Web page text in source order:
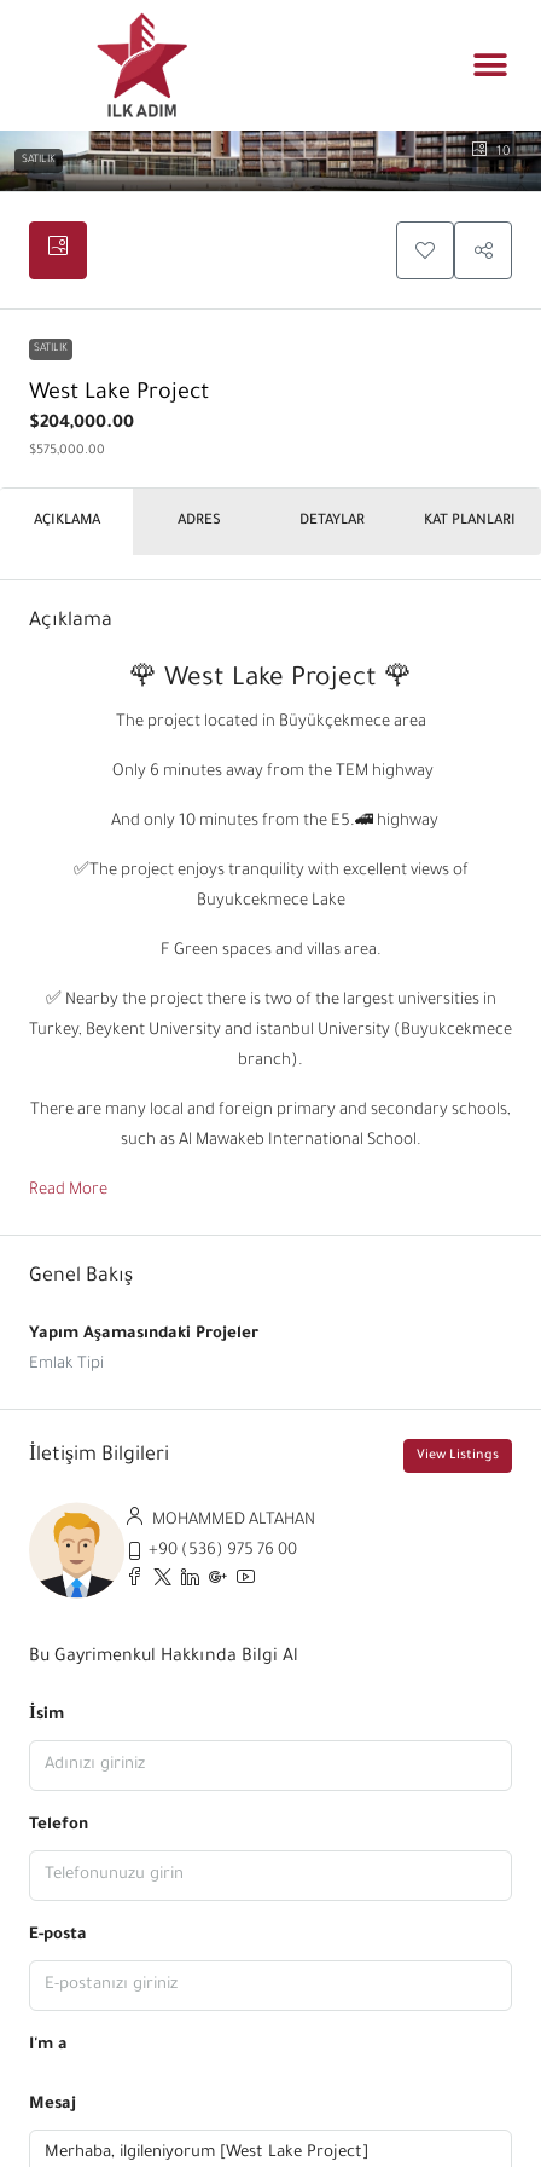
10
SATILIK
SATILIK
West Lake Project
$204,000.00
$575,000.00
AÇIKLAMA ADRES DETAYLAR KAT PLANLARI
Açıklama
🌹 West Lake Project 🌹
The project located in Büyükçekmece area
Only 6 minutes away from the TEM highway
And only 10 minutes from the E5.🚄 highway
✅The project enjoys tranquility with excellent views of
Buyukcekmece Lake
F Green spaces and villas area.
✅ Nearby the project there is two of the largest universities in
Turkey, Beykent University and istanbul University (Buyukcekmece
branch).
There are many local and foreign primary and secondary schools,
such as Al Mawakeb International School.
Read More
Genel Bakış
Yapım Aşamasındaki Projeler
Emlak Tipi
İletişim Bilgileri View Listings
MOHAMMED ALTAHAN
+90 (536) 975 76 00
Bu Gayrimenkul Hakkında Bilgi Al
İsim
Telefon
E-posta
I'm a
Mesaj